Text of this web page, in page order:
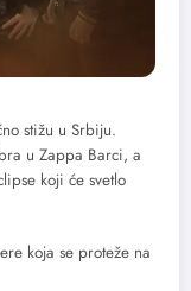
stižu u Srbiju.
u Zappa Barci, a
koji će svetlo
koja se proteže na